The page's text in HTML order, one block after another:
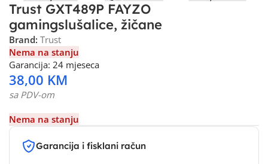
Trust GXT489P FAYZO
gamingslušalice, žičane
Brand: Trust
Nema na stanju
Garancija: 24 mjeseca
38,00 KM
sa PDV-om
Nema na stanju
Garancija i fisklani račun